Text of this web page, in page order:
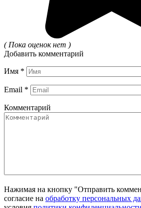
( Пока оценок нет )
Добавить комментарий
Имя *
Email *
Комментарий
Нажимая на кнопку "Отправить
согласие на обработку персональных